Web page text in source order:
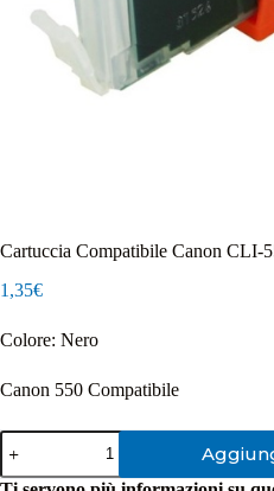
Cartuccia Compatibile Canon
1,35€
Colore: Nero
Canon 550 Compatibile
Cartuccia
Compatibile
Canon